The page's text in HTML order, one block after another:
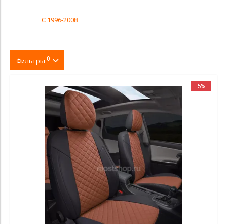
С 1996-2008
Фильтры 0
производитель
Категория Avito
Страна происхождения
5%